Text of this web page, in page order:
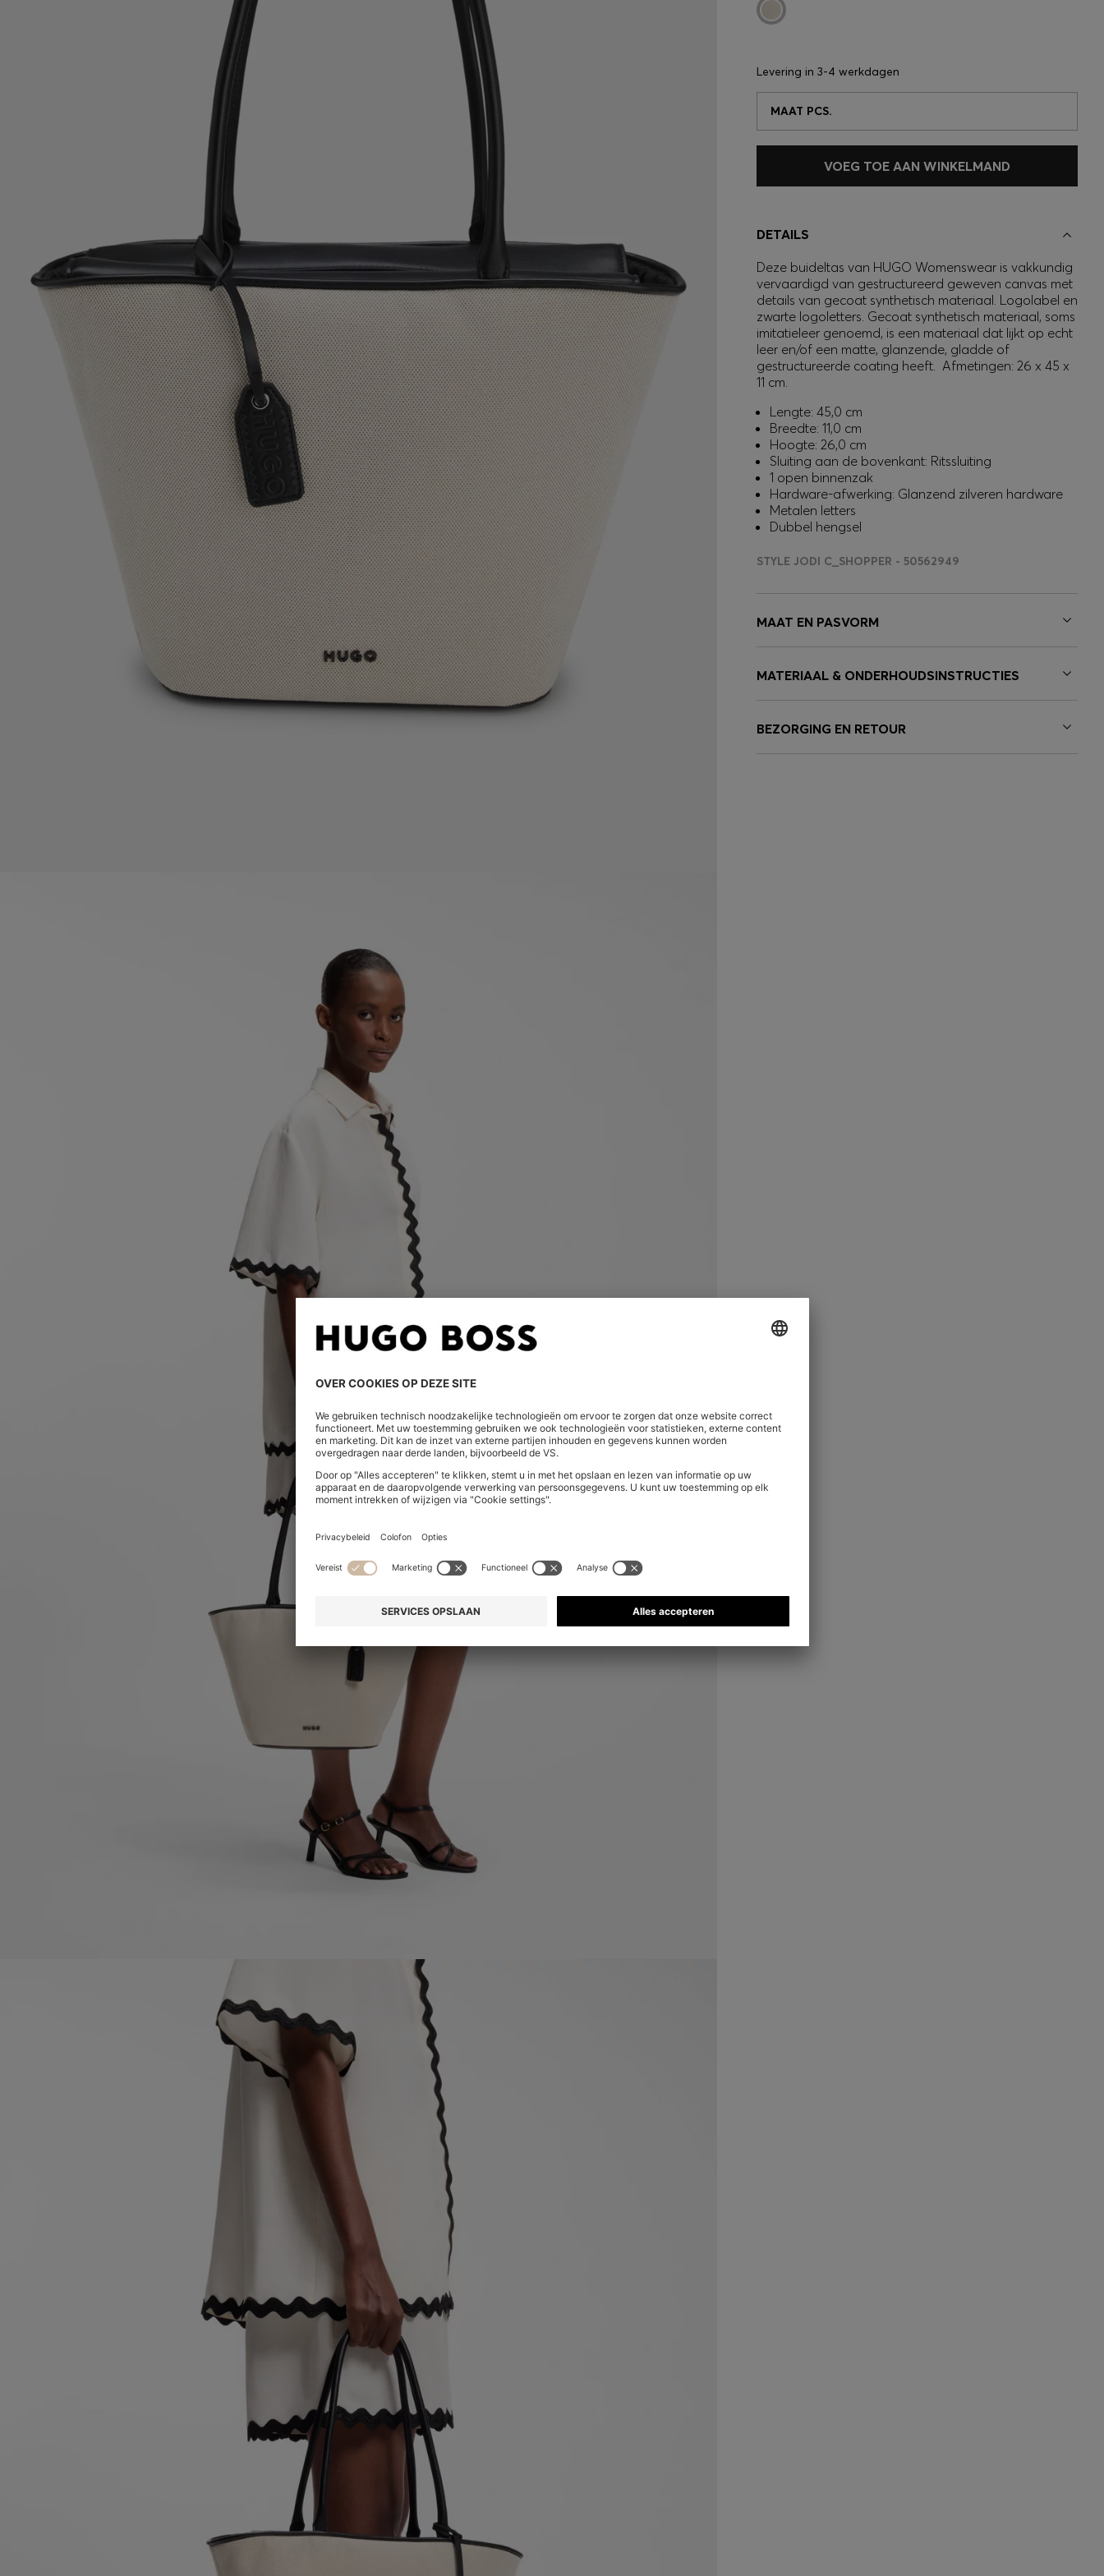
Levering in 3-4 werkdagen
MAAT PCS.
VOEG TOE AAN WINKELMAND
DETAILS
Deze buideltas van HUGO Womenswear is vakkundig
vervaardigd van gestructureerd geweven canvas met
details van gecoat synthetisch materiaal. Logolabel en
zwarte logoletters. Gecoat synthetisch materiaal, soms
imitatieleer genoemd, is een materiaal dat lijkt op echt
leer en/of een matte, glanzende, gladde of
gestructureerde coating heeft. Afmetingen: 26 x 45 x
11 cm.
Lengte: 45,0 cm
Breedte: 11,0 cm
Hoogte: 26,0 cm
Sluiting aan de bovenkant: Ritssluiting
1 open binnenzak
Hardware-afwerking: Glanzend zilveren hardware
Metalen letters
Dubbel hengsel
STYLE JODI C_SHOPPER - 50562949
MAAT EN PASVORM
MATERIAAL & ONDERHOUDSINSTRUCTIES
BEZORGING EN RETOUR